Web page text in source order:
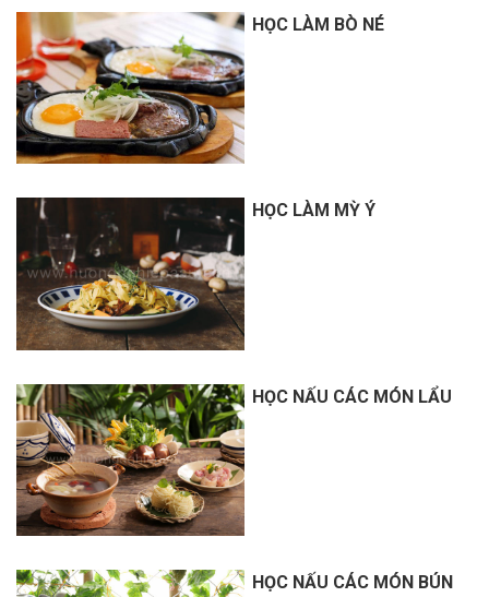
HỌC LÀM BÒ NÉ
HỌC LÀM MỲ Ý
HỌC NẤU CÁC MÓN LẨU
HỌC NẤU CÁC MÓN BÚN